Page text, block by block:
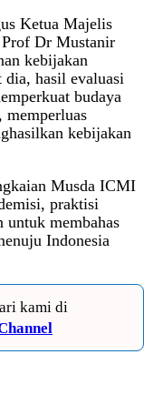
Ketua Majelis
Dr Mustanir
kebijakan
dia, hasil evaluasi
budaya
memperluas
kebijakan
Musda ICMI
praktisi
untuk membahas
Indonesia
kami di